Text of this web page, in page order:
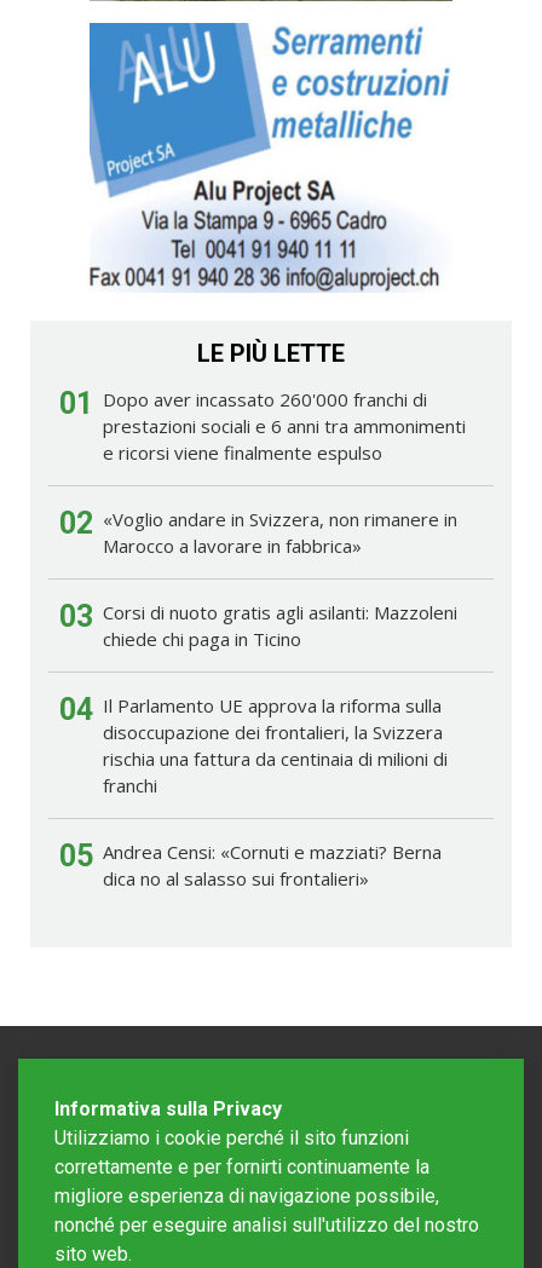
LE PIÙ LETTE
01
Dopo aver incassato 260'000 franchi di
prestazioni sociali e 6 anni tra ammonimenti
e ricorsi viene finalmente espulso
02 «Voglio andare in Svizzera, non rimanere in
Marocco a lavorare in fabbrica»
03 Corsi di nuoto gratis agli asilanti: Mazzoleni
chiede chi paga in Ticino
04 Il Parlamento UE approva la riforma sulla
disoccupazione dei frontalieri, la Svizzera
rischia una fattura da centinaia di milioni di
franchi
05 Andrea Censi: «Cornuti e mazziati? Berna
dica no al salasso sui frontalieri»
Informativa sulla Privacy
Utilizziamo i cookie perché il sito funzioni
correttamente e per fornirti continuamente la
migliore esperienza di navigazione possibile,
nonché per eseguire analisi sull'utilizzo del nostro
sito web.